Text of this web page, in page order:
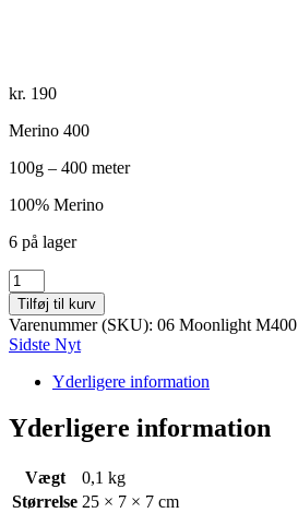
kr. 190
Merino 400
100g – 400 meter
100% Merino
6 på lager
Moonlight
antal
Tilføj til kurv
Varenummer (SKU): 06 Moonlight M400
Sidste Nyt
Yderligere information
Yderligere information
Vægt
0,1 kg
Størrelse 25 × 7 × 7 cm